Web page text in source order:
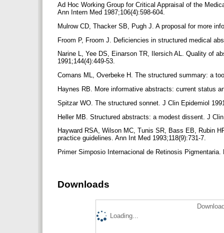
Ad Hoc Working Group for Critical Appraisal of the
Ann Intern Med 1987;106(4):598-604.
Mulrow CD, Thacker SB, Pugh J. A proposal for more
Froom P, Froom J. Deficiencies in structured medical
Narine L, Yee DS, Einarson TR, Ilersich AL. Quality of
1991;144(4):449-53.
Comans ML, Overbeke H. The structured summary: a
Haynes RB. More informative abstracts: current status
Spitzar WO. The structured sonnet. J Clin Epidemiol
Heller MB. Structured abstracts: a modest dissent. J
Hayward RSA, Wilson MC, Tunis SR, Bass EB, Rubin
practice guidelines. Ann Int Med 1993;118(9):731-7.
Primer Simposio Internacional de Retinosis
Downloads
Loading...